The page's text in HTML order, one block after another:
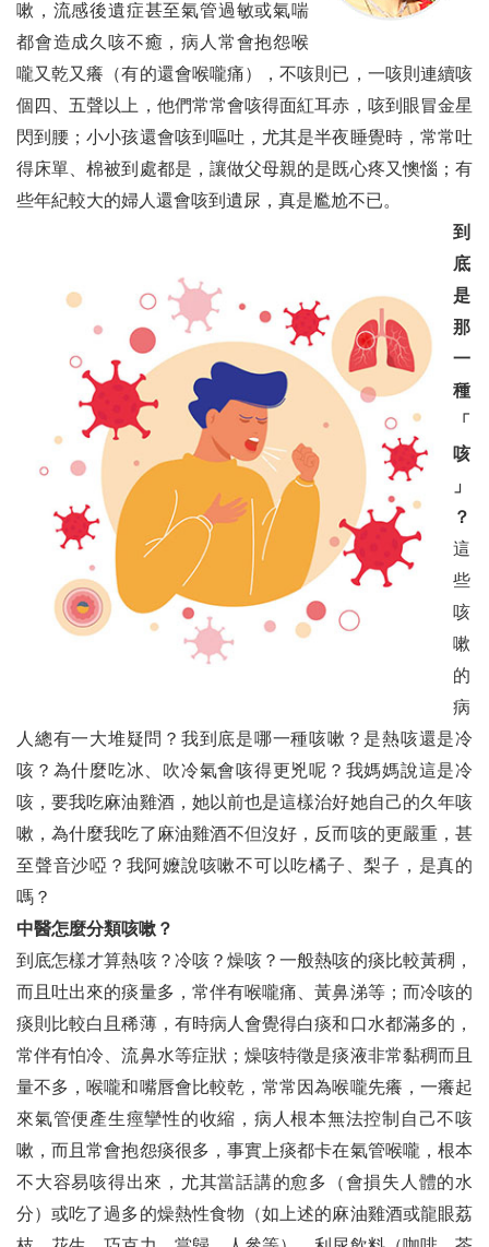
連線成功要彌補數位落差，就從教師開始
決定嘗試扶輪社員大膽努力，致力於消除拉丁美洲的子宮頸癌
我們要各位的意見回饋
你尋尋覓覓的烤肉
什麼是變革理論
二、地區活動報導
國際扶輪台灣前總監協會日新國小紅樓改建參觀暨音樂會君品酒店交接典禮
榮任國際扶輪2023-24年度職委員台灣扶輪社員更新版
3461地區有活力扶輪社工作研討會(DVCW)紀要
開創未來的領航者：國際扶輪3490地區 搭起橋梁，培育卓越之路
21-22獨一無二 總監同學們金門行
扶輪領導學院台灣分部籌辦第76期學員訓練會心得報告
三、扶輪作品
畫說扶輪
旅遊記趣 ── 伊豆的舞孃
空調看人生
My Rotary十週年回顧與展望
延緩衰老從生活做起
喉嚨一癢就咳得半死，怎麼辦呢
扶輪武功祕笈 ── 四大考驗
一張郵票的故事 ── 演藝人卓別林的智慧
說文解字正音（十四）
嗽，流感後遺症甚至氣管過敏或氣喘
都會造成久咳不癒，病人常會抱怨喉
嚨又乾又癢（有的還會喉嚨痛），不咳則已，一咳則連續咳
個四、五聲以上，他們常常會咳得面紅耳赤，咳到眼冒金星
閃到腰；小小孩還會咳到嘔吐，尤其是半夜睡覺時，常常吐
得床單、棉被到處都是，讓做父母親的是既心疼又懊惱；有
些年紀較大的婦人還會咳到遺尿，真是尷尬不已。
到
底
是
那
一
種
「
咳
」
？
這
些
咳
嗽
的
病
人總有一大堆疑問？我到底是哪一種咳嗽？是熱咳還是冷
咳？為什麼吃冰、吹冷氣會咳得更兇呢？我媽媽說這是冷
咳，要我吃麻油雞酒，她以前也是這樣治好她自己的久年咳
嗽，為什麼我吃了麻油雞酒不但沒好，反而咳的更嚴重，甚
至聲音沙啞？我阿嬤說咳嗽不可以吃橘子、梨子，是真的
嗎？
中醫怎麼分類咳嗽？
到底怎樣才算熱咳？冷咳？燥咳？一般熱咳的痰比較黃稠，
而且吐出來的痰量多，常伴有喉嚨痛、黃鼻涕等；而冷咳的
痰則比較白且稀薄，有時病人會覺得白痰和口水都滿多的，
常伴有怕冷、流鼻水等症狀；燥咳特徵是痰液非常黏稠而且
量不多，喉嚨和嘴唇會比較乾，常常因為喉嚨先癢，一癢起
來氣管便產生痙攣性的收縮，病人根本無法控制自己不咳
嗽，而且常會抱怨痰很多，事實上痰都卡在氣管喉嚨，根本
不大容易咳得出來，尤其當話講的愈多（會損失人體的水
分）或吃了過多的燥熱性食物（如上述的麻油雞酒或龍眼荔